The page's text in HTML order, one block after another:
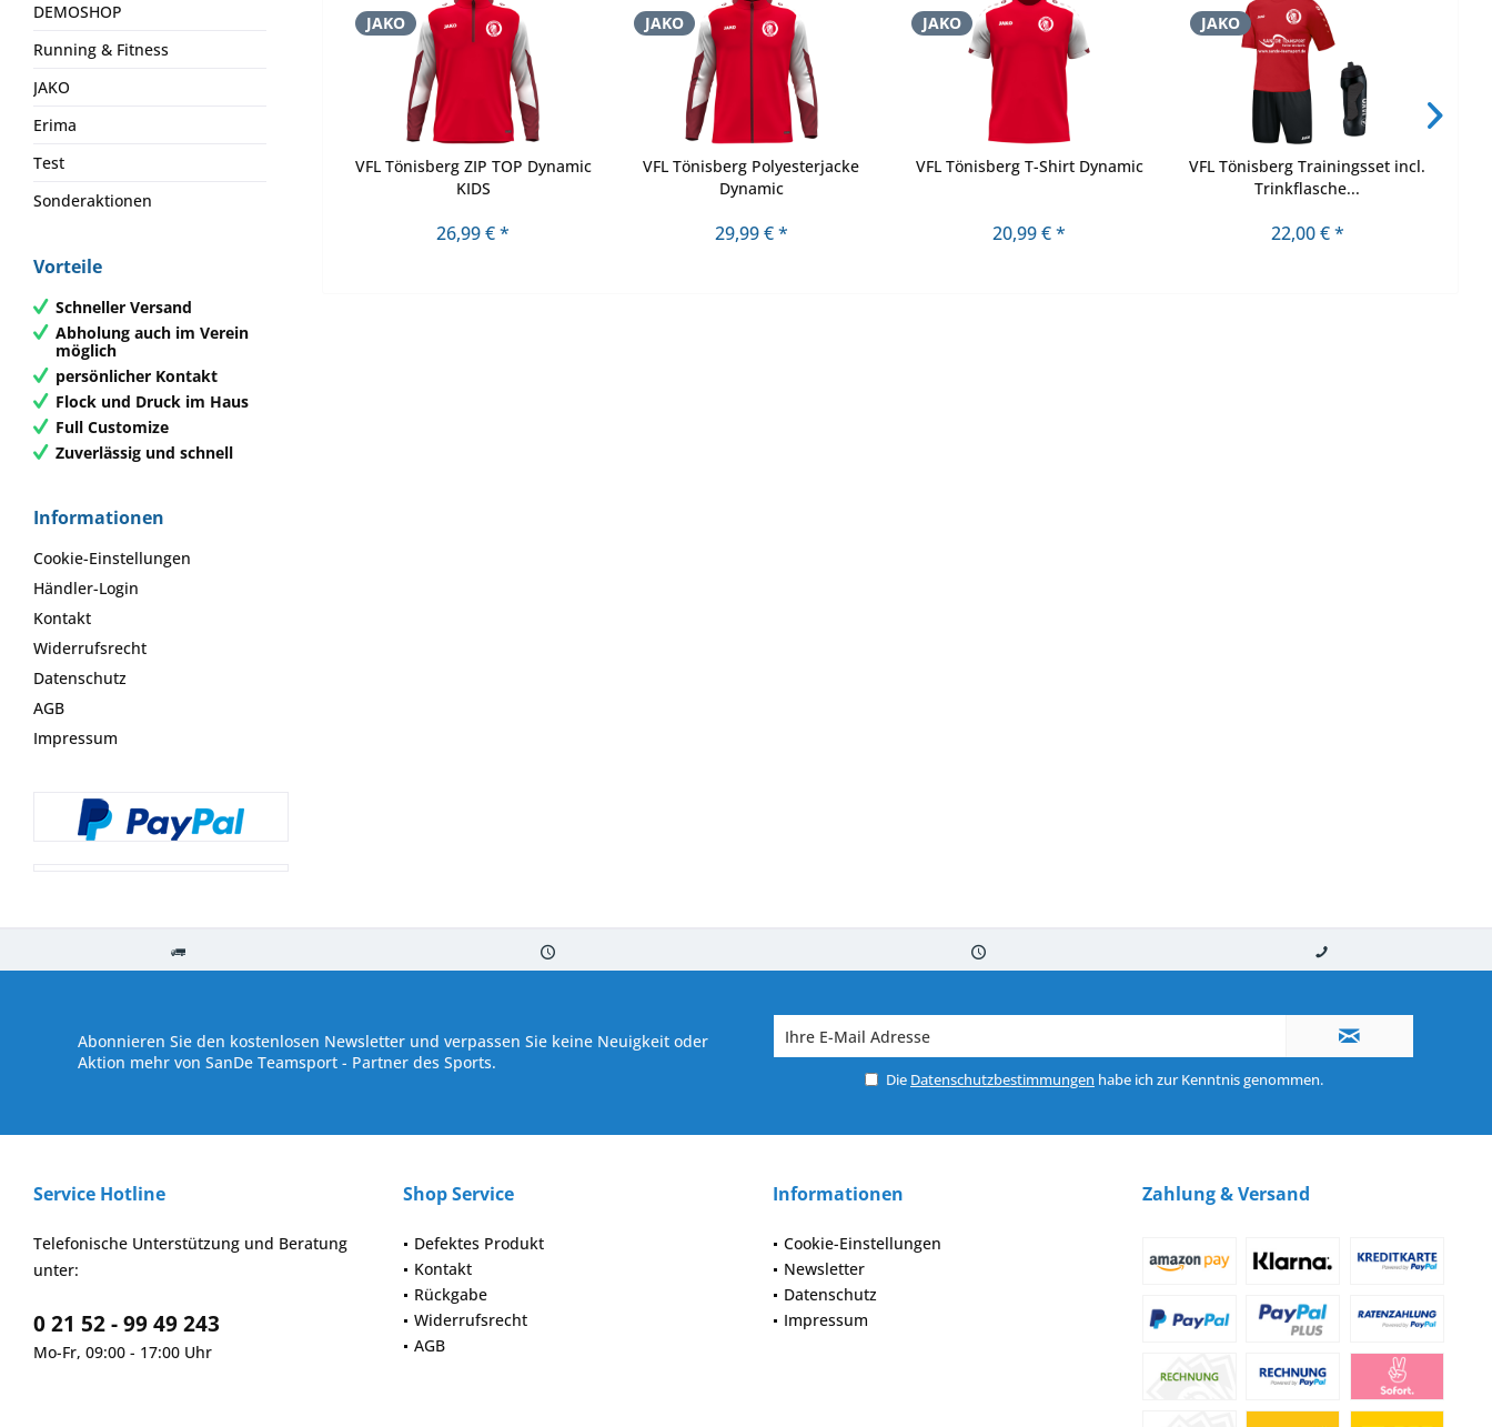
DEMOSHOP
Running & Fitness
JAKO
Erima
Test
Sonderaktionen
Vorteile
Schneller Versand
Abholung auch im Verein
möglich
persönlicher Kontakt
Flock und Druck im Haus
Full Customize
Zuverlässig und schnell
Informationen
Cookie-Einstellungen
Händler-Login
Kontakt
Widerrufsrecht
Datenschutz
AGB
Impressum
JAKO
VFL Tönisberg ZIP TOP Dynamic
KIDS
26,99 € *
JAKO
VFL Tönisberg Polyesterjacke
Dynamic
29,99 € *
JAKO
VFL Tönisberg T-Shirt Dynamic
20,99 € *
JAKO
VFL Tönisberg Trainingsset incl.
Trinkflasche...
22,00 € *
Abonnieren Sie den kostenlosen Newsletter und verpassen Sie keine Neuigkeit oder
Aktion mehr von SanDe Teamsport - Partner des Sports.
Die Datenschutzbestimmungen habe ich zur Kenntnis genommen.
Service Hotline
Telefonische Unterstützung und Beratung
unter:
0 21 52 - 99 49 243
Mo-Fr, 09:00 - 17:00 Uhr
Shop Service
Defektes Produkt
Kontakt
Rückgabe
Widerrufsrecht
AGB
Informationen
Cookie-Einstellungen
Newsletter
Datenschutz
Impressum
Zahlung & Versand